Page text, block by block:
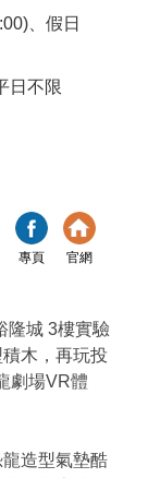
、假日
日不限
專頁 官網
隆城 3樓實驗
木，再玩投
劇場VR體
造型氣墊酷